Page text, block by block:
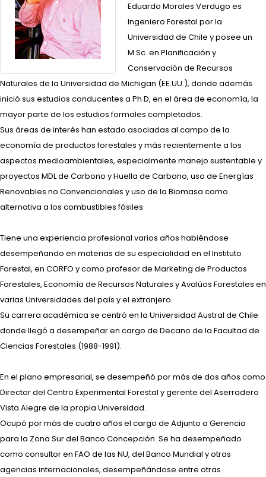
Eduardo Morales Verdugo es
Ingeniero Forestal por la
Universidad de Chile y posee un
M.Sc. en Planificación y
Conservación de Recursos
Naturales de la Universidad de Michigan (EE.UU.), donde además
inició sus estudios conducentes a Ph.D, en el área de economía, la
mayor parte de los estudios formales completados.
Sus áreas de interés han estado asociadas al campo de la
economía de productos forestales y más recientemente a los
aspectos medioambientales, especialmente manejo sustentable y
proyectos MDL de Carbono y Huella de Carbono, uso de Energías
Renovables no Convencionales y uso de la Biomasa como
alternativa a los combustibles fósiles.
Tiene una experiencia profesional varios años habiéndose
desempeñando en materias de su especialidad en el Instituto
Forestal, en CORFO y como profesor de Marketing de Productos
Forestales, Economía de Recursos Naturales y Avalúos Forestales en
varias Universidades del país y el extranjero.
Su carrera académica se centró en la Universidad Austral de Chile
donde llegó a desempeñar en cargo de Decano de la Facultad de
Ciencias Forestales (1988-1991).
En el plano empresarial, se desempeñó por más de dos años como
Director del Centro Experimental Forestal y gerente del Aserradero
Vista Alegre de la propia Universidad.
Ocupó por más de cuatro años el cargo de Adjunto a Gerencia
para la Zona Sur del Banco Concepción. Se ha desempeñado
como consultor en FAO de las NU, del Banco Mundial y otras
agencias internacionales, desempeñándose entre otras